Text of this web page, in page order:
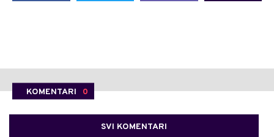
KOMENTARI 0
SVI KOMENTARI